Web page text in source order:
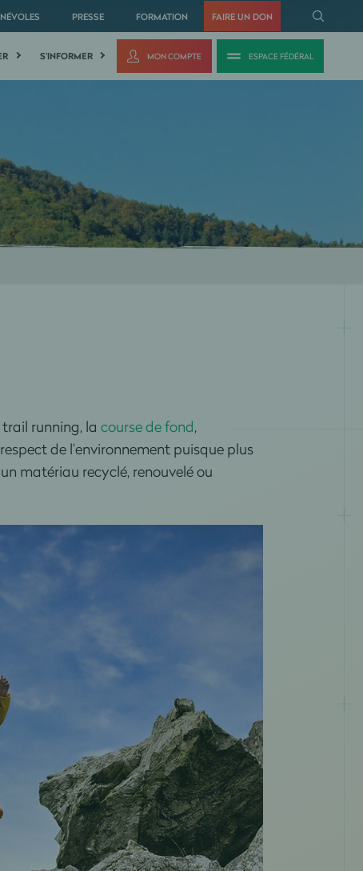
PRESSE FORMATION FAIRE UN DON
S'INFORMER MON COMPTE ESPACE FÉDÉRAL
running, la course de fond,
de l’environnement puisque plus
matériau recyclé, renouvelé ou